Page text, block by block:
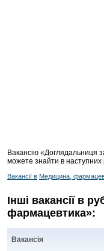
Вакансію «Доглядальниця
можете знайти в наступних
Вакансії в Медицина,
Інші вакансії в
фармацевтика»:
Вакансія